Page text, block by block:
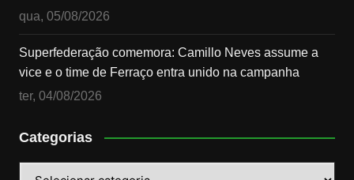
qua, 05/08/2026
Superfederação comemora: Camillo Neves assume a
vice e o time de Ferraço entra unido na campanha
ter, 04/08/2026
Categorias